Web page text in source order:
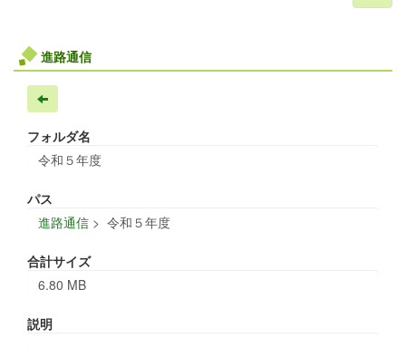
進路通信
フォルダ名
令和５年度
パス
進路通信 > 令和５年度
合計サイズ
6.80 MB
説明